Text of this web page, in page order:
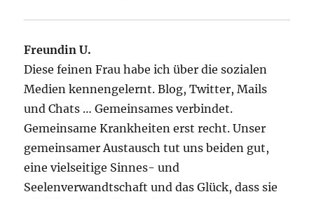
Freundin U.
Diese feinen Frau habe ich über die sozialen
Medien kennengelernt. Blog, Twitter, Mails
und Chats … Gemeinsames verbindet.
Gemeinsame Krankheiten erst recht. Unser
gemeinsamer Austausch tut uns beiden gut,
eine vielseitige Sinnes- und
Seelenverwandtschaft und das Glück, dass sie